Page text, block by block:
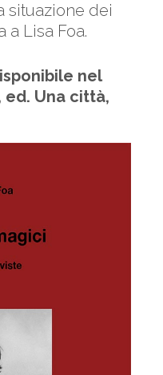
situazione dei
a Lisa Foa.
nel
ed. Una città,